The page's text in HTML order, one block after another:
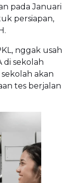
pada Januari
persiapan,
nggak usah
di sekolah
akan
tes berjalan